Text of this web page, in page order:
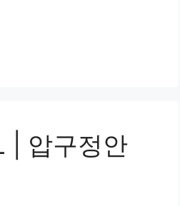
| 압구정안